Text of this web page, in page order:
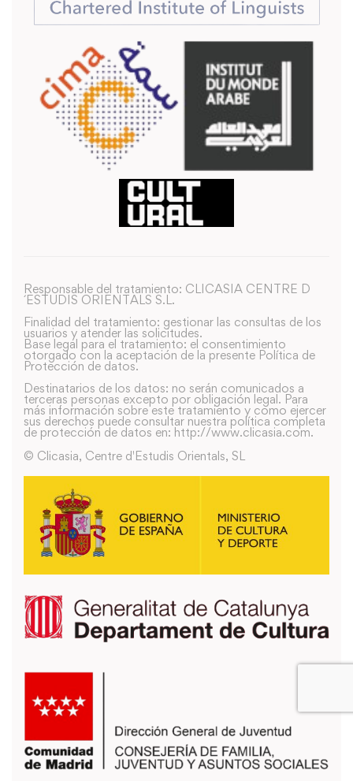
Responsable del tratamiento: CLICASIA CENTRE D
´ESTUDIS ORIENTALS S.L.
Finalidad del tratamiento: gestionar las consultas de los
usuarios y atender las solicitudes.
Base legal para el tratamiento: el consentimiento
otorgado con la aceptación de la presente Política de
Protección de datos.
Destinatarios de los datos: no serán comunicados a
terceras personas excepto por obligación legal. Para
más información sobre este tratamiento y como ejercer
sus derechos puede consultar nuestra política completa
de protección de datos en: http://www.clicasia.com.
© Clicasia, Centre d'Estudis Orientals, SL